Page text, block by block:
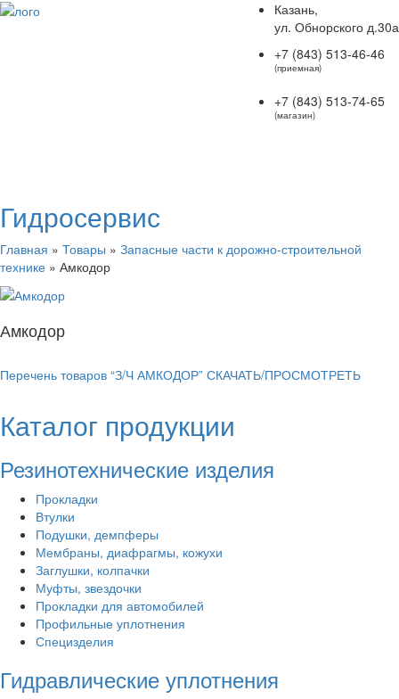
Казань,
ул. Обнорского д.30а
+7 (843) 513-46-46
(приемная)
+7 (843) 513-74-65
(магазин)
Гидросервис
Главная » Товары » Запасные части к дорожно-строительной
технике » Амкодор
Амкодор
Перечень товаров “З/Ч АМКОДОР” СКАЧАТЬ/ПРОСМОТРЕТЬ
Каталог продукции
Резинотехнические изделия
Прокладки
Втулки
Подушки, демпферы
Мембраны, диафрагмы, кожухи
Заглушки, колпачки
Муфты, звездочки
Прокладки для автомобилей
Профильные уплотнения
Специзделия
Гидравлические уплотнения